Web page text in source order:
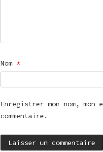
Nom *
Enregistrer mon nom,
commentaire.